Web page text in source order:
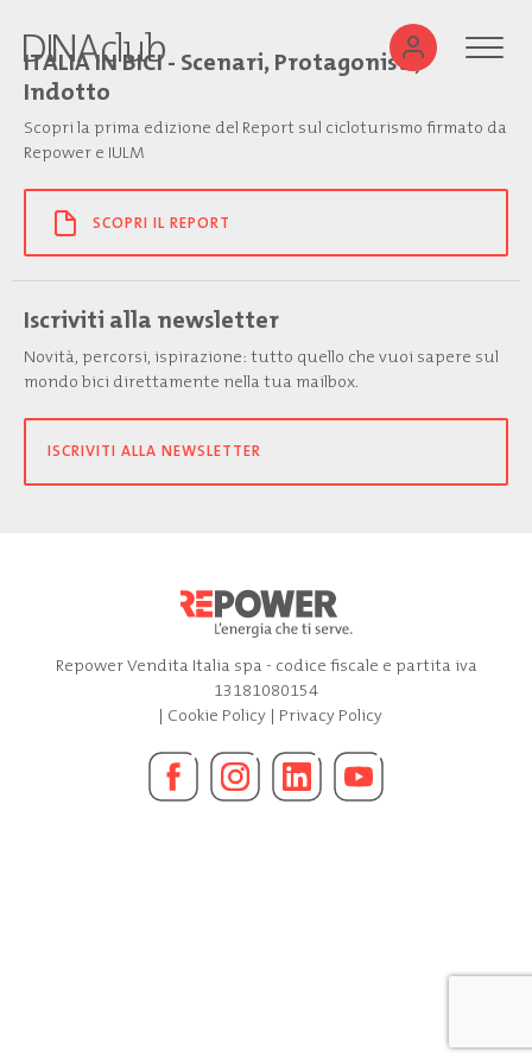
ITALIA IN BICI - Scenari, Protagonisti,
Indotto
Scopri la prima edizione del Report sul cicloturismo firmato da
Repower e IULM
SCOPRI IL REPORT
Iscriviti alla newsletter
Novità, percorsi, ispirazione: tutto quello che vuoi sapere sul
mondo bici direttamente nella tua mailbox.
ISCRIVITI ALLA NEWSLETTER
Repower Vendita Italia spa - codice fiscale e partita iva
13181080154
| Cookie Policy| Privacy Policy